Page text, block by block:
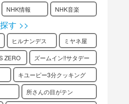
NHK情報 NHK音楽
す >>
ヒルナンデス ミヤネ屋
ZERO ズームイン!!サタデー
キユーピー3分クッキング
所さんの目がテン